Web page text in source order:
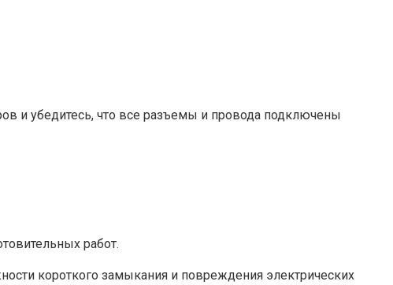
и убедитесь, что все разъемы и провода подключены
работ.
короткого замыкания и повреждения электрических